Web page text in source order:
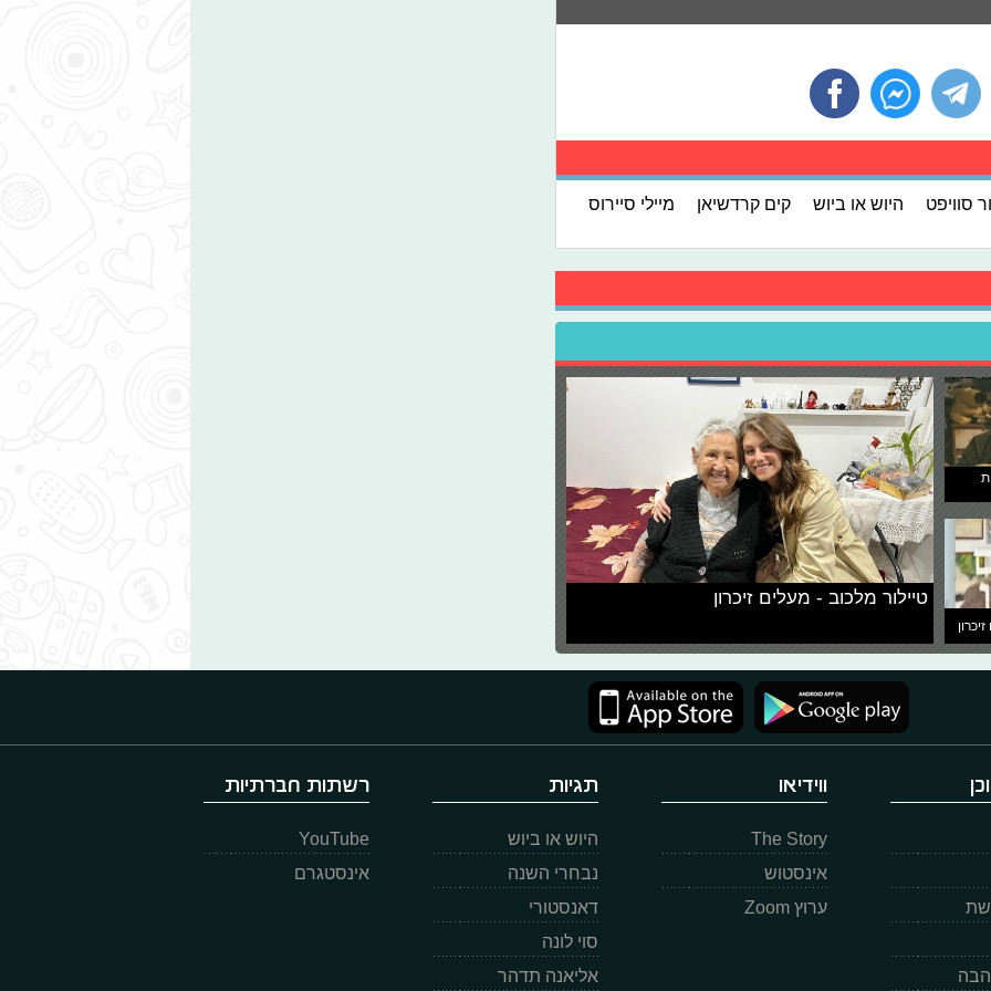
סוויפט היוש או ביוש קים קרדשיאן מיילי סיירוס
טיילור מלכוב - מעלים זיכרון
ווידיאו
The Story
אינסטוש
ערוץ Zoom
תגיות
היוש או ביוש
נבחרי השנה
דאנסטורי
סוי לונה
אליאנה תדהר
רשתות חברתיות
YouTube
אינסטגרם